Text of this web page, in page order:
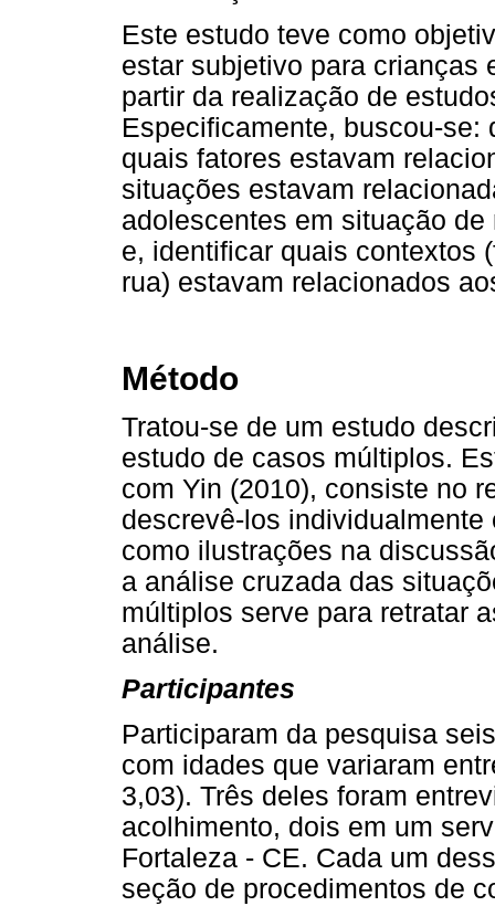
Este estudo teve como
estar subjetivo para crianças
partir da realização de
Especificamente, buscou-
quais fatores estavam
situações estavam
adolescentes em situação
e, identificar quais contextos
rua) estavam relacionados
Método
Tratou-se de um estudo
estudo de casos múltiplos.
com Yin (2010), consiste no
descrevê-los
como ilustrações na
a análise cruzada das
múltiplos serve para retratar
análise.
Participantes
Participaram da pesquisa
com idades que variaram
3,03). Três deles foram
acolhimento, dois em um
Fortaleza - CE. Cada um
seção de procedimentos de